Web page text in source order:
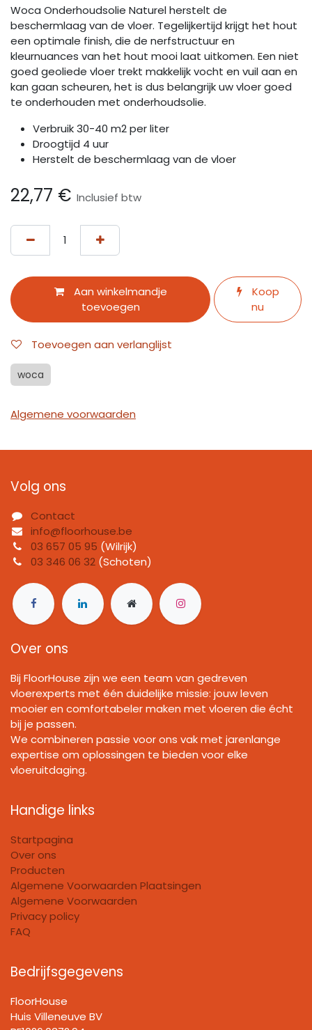
Woca Onderhoudsolie Naturel herstelt de
beschermlaag van de vloer. Tegelijkertijd krijgt het hout
een optimale finish, die de nerfstructuur en
kleurnuances van het hout mooi laat uitkomen. Een niet
goed geoliede vloer trekt makkelijk vocht en vuil aan en
kan gaan scheuren, het is dus belangrijk uw vloer goed
te onderhouden met onderhoudsolie.
Verbruik 30-40 m2 per liter
Droogtijd 4 uur
Herstelt de beschermlaag van de vloer
22,77 € Inclusief btw
Aan winkelmandje
toevoegen
Koop
nu
Toevoegen aan verlanglijst
woca
Algemene voorwaarden
Volg ons
Contact
info@floorhouse.be
03 657 05 95 (Wilrijk)
03 346 06 32 (Schoten)
Over ons
Bij FloorHouse zijn we een team van gedreven
vloerexperts met één duidelijke missie: jouw leven
mooier en comfortabeler maken met vloeren die écht
bij je passen.
We combineren passie voor ons vak met jarenlange
expertise om oplossingen te bieden voor elke
vloeruitdaging.
Handige links
Startpagina
Over ons
Producten
Algemene Voorwaarden Plaatsingen
Algemene Voorwaarden
Privacy policy
FAQ
Bedrijfsgegevens
FloorHouse
Huis Villeneuve BV​